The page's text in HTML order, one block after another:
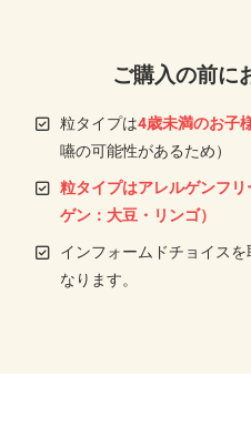
ご購入の前に
粒タイプは4歳未満のお子
嚥の可能性があるため）
粒タイプはアレルゲンフ
ゲン：大豆・リンゴ）
インフォームドチョイス
なります。